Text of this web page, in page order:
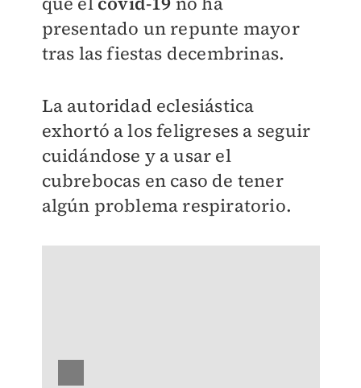
presentado un repunte mayor
tras las fiestas decembrinas.
La autoridad eclesiástica
exhortó a los feligreses a seguir
cuidándose y a usar el
cubrebocas en caso de tener
algún problema respiratorio.